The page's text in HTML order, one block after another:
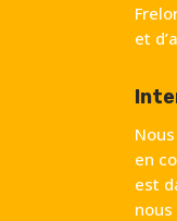
et
en
est